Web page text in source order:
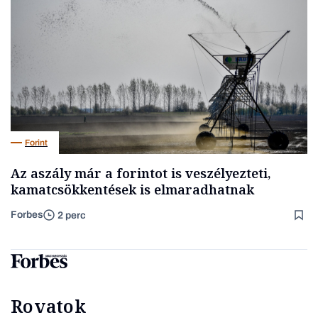
Forint
Az aszály már a forintot is veszélyezteti,
kamatcsökkentések is elmaradhatnak
Forbes 2 perc
Rovatok